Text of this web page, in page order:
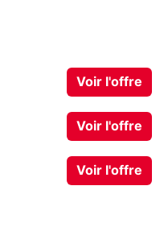
Voir l'offre
Voir l'offre
Voir l'offre